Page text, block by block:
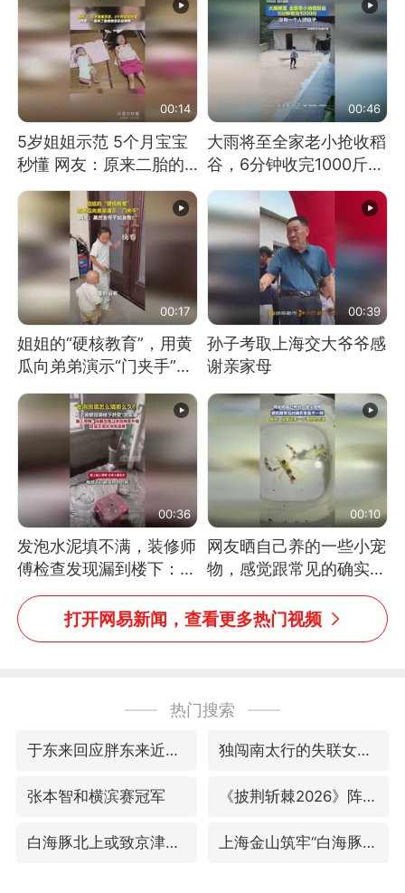
00:14
5岁姐姐示范 5个月宝宝
秒懂 网友：原来二胎的
快乐长这样
00:46
大雨将至全家老小抢收稻
谷，6分钟收完1000斤，
没有一个人掉链子
00:17
姐姐的“硬核教育”，用黄
瓜向弟弟演示“门夹手”，
网友：果然言传不如身
教！
00:39
孙子考取上海交大爷爷感
谢亲家母
00:36
发泡水泥填不满，装修师
傅检查发现漏到楼下：出
风口未延伸到外墙
00:10
网友晒自己养的一些小宠
物，感觉跟常见的确实有
些不一样
打开网易新闻，查看更多热门视频
热门搜索
于东来回应胖东来近25年老店年底关闭 独闯南太行的失联女生最后轨迹已确认
张本智和横滨赛冠军 《披荆斩棘2026》阵容官宣
白海豚北上或致京津冀暴雨 上海金山筑牢“白海豚”防汛屏障